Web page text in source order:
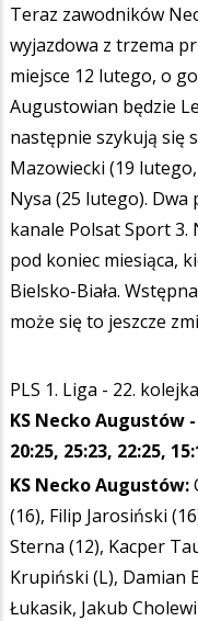
Teraz zawodników
wyjazdowa z trzema
miejsce 12 lutego, o
Augustowian będzie
następnie szykują się
Mazowiecki (19
Nysa (25 lutego).
kanale Polsat Sport
pod koniec miesiąca,
Bielsko-Biała.
może się to jeszcze
PLS 1. Liga - 22.
KS Necko Augustów -
20:25, 25:23, 22:25,
KS Necko Augustów:
(16), Filip Jarosiński
Sterna (12), Kacper
Krupiński (L), Damian
Łukasik, Jakub